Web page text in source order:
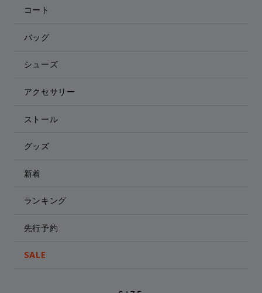
コート
バッグ
シューズ
アクセサリー
ストール
グッズ
新着
ランキング
先行予約
SALE